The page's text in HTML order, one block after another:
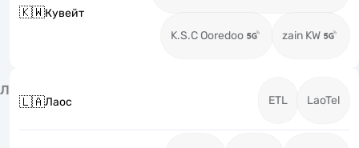
🇰🇼Кувейт
K.S.C Ooredoo zain KW
Л
🇱🇦Лаос ETL LaoTel